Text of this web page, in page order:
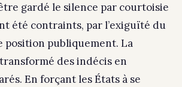
gardé le silence par courtoisie
été contraints, par l’exiguïté du
position publiquement. La
des indécis en
En forçant les États à se